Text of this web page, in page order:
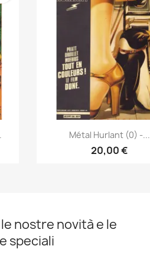
 Anteprima
Métal Hurlant (0) -...
20,00 €
nostre novità e le
speciali